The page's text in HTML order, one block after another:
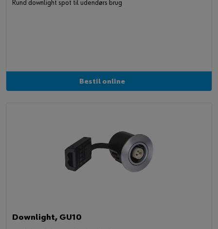
Rund downlight spot til udendørs brug
Bestil online
Downlight, GU10